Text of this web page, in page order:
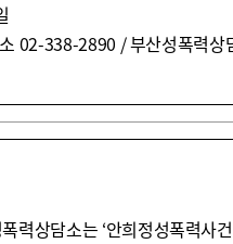
02-338-2890 / 부산성폭력
력상담소는 ‘안희정성폭력사